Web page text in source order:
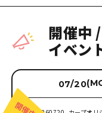
開催中 /
イベン
07/20